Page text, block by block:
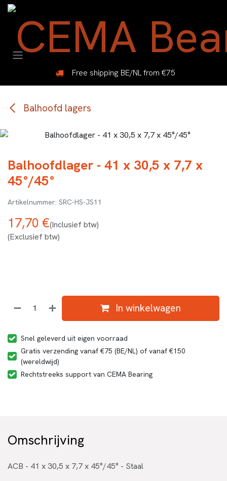
Overslaan naar inhoud
Free shipping BE/NL from €75
Balhoofd lagers
Balhoofdlager - 41 x 30,5 x 7,7 x
45°/45°
SRC-HS-JS11
17,70 €(Inclusief btw)
(Exclusief btw)
In winkelwagen
Snel geleverd uit eigen voorraad
Gratis verzending vanaf €75 (BE/NL) of vanaf €150
(wereldwijd)
Rechtstreeks support van CEMA Bearing
Omschrijving
ACB - 41 x 30,5 x 7,7 x 45°/45° - Staal